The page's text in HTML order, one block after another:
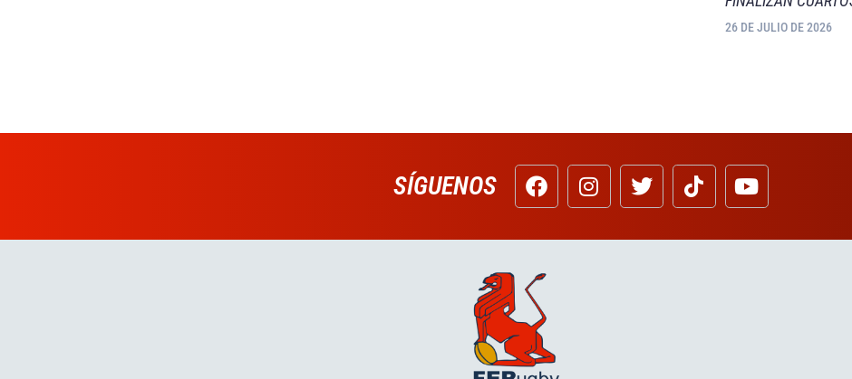
26 DE JULIO DE 2026
SÍGUENOS